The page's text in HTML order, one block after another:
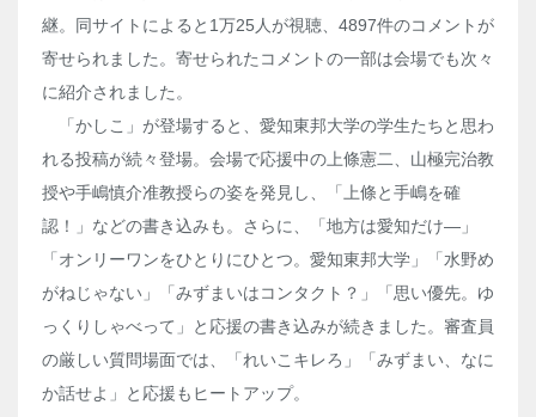
継。同サイトによると1万25人が視聴、4897件のコメントが
寄せられました。寄せられたコメントの一部は会場でも次々
に紹介されました。
「かしこ」が登場すると、愛知東邦大学の学生たちと思わ
れる投稿が続々登場。会場で応援中の上條憲二、山極完治教
授や手嶋慎介准教授らの姿を発見し、「上條と手嶋を確
認！」などの書き込みも。さらに、「地方は愛知だけ―」
「オンリーワンをひとりにひとつ。愛知東邦大学」「水野め
がねじゃない」「みずまいはコンタクト？」「思い優先。ゆ
っくりしゃべって」と応援の書き込みが続きました。審査員
の厳しい質問場面では、「れいこキレろ」「みずまい、なに
か話せよ」と応援もヒートアップ。